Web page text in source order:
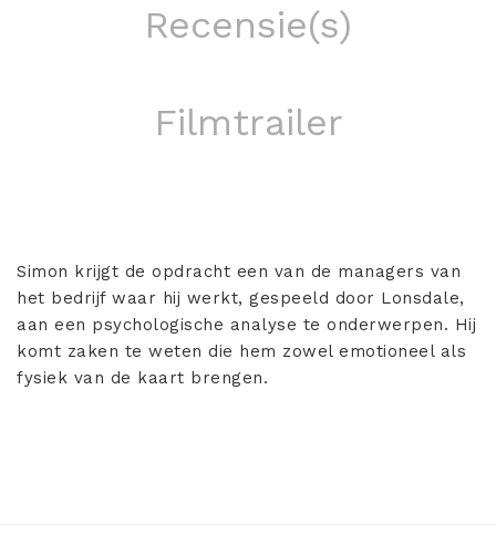
Recensie(s)
Filmtrailer
Simon krijgt de opdracht een van de managers van
het bedrijf waar hij werkt, gespeeld door Lonsdale,
aan een psychologische analyse te onderwerpen. Hij
komt zaken te weten die hem zowel emotioneel als
fysiek van de kaart brengen.